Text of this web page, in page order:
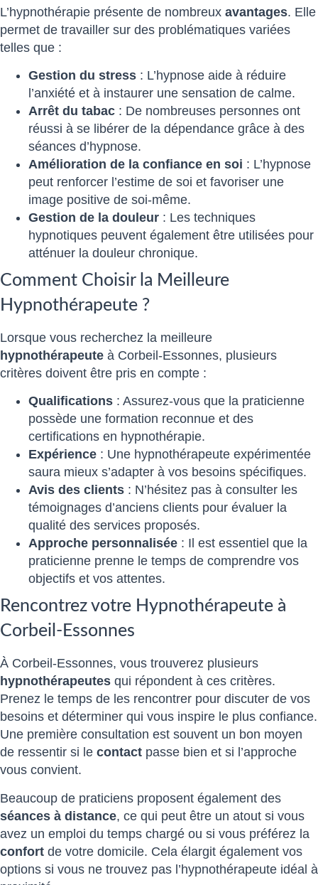
L’hypnothérapie présente de nombreux avantages. Elle
permet de travailler sur des problématiques variées
telles que :
Gestion du stress : L’hypnose aide à réduire
l’anxiété et à instaurer une sensation de calme.
Arrêt du tabac : De nombreuses personnes ont
réussi à se libérer de la dépendance grâce à des
séances d’hypnose.
Amélioration de la confiance en soi : L’hypnose
peut renforcer l’estime de soi et favoriser une
image positive de soi-même.
Gestion de la douleur : Les techniques
hypnotiques peuvent également être utilisées pour
atténuer la douleur chronique.
Comment Choisir la Meilleure
Hypnothérapeute ?
Lorsque vous recherchez la meilleure
hypnothérapeute à Corbeil-Essonnes, plusieurs
critères doivent être pris en compte :
Qualifications : Assurez-vous que la praticienne
possède une formation reconnue et des
certifications en hypnothérapie.
Expérience : Une hypnothérapeute expérimentée
saura mieux s’adapter à vos besoins spécifiques.
Avis des clients : N’hésitez pas à consulter les
témoignages d’anciens clients pour évaluer la
qualité des services proposés.
Approche personnalisée : Il est essentiel que la
praticienne prenne le temps de comprendre vos
objectifs et vos attentes.
Rencontrez votre Hypnothérapeute à
Corbeil-Essonnes
À Corbeil-Essonnes, vous trouverez plusieurs
hypnothérapeutes qui répondent à ces critères.
Prenez le temps de les rencontrer pour discuter de vos
besoins et déterminer qui vous inspire le plus confiance.
Une première consultation est souvent un bon moyen
de ressentir si le contact passe bien et si l’approche
vous convient.
Beaucoup de praticiens proposent également des
séances à distance, ce qui peut être un atout si vous
avez un emploi du temps chargé ou si vous préférez la
confort de votre domicile. Cela élargit également vos
options si vous ne trouvez pas l’hypnothérapeute idéal à